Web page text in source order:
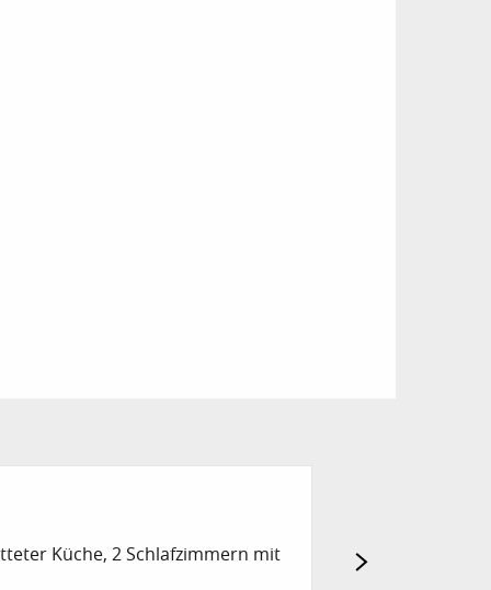
Küche, 2 Schlafzimmern mit
44 m² große